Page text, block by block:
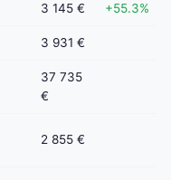
3 145 € +55.3%
3 931 €
37 735
€
2 855 €